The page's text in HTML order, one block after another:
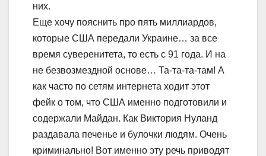
них.
Еще хочу пояснить про пять миллиардов,
которые США передали Украине… за все
время суверенитета, то есть с 91 года. И на
не безвозмездной основе… Та-та-та-там! А
как часто по сетям интернета ходит этот
фейк о том, что США именно подготовили и
содержали Майдан. Как Виктория Нуланд
раздавала печенье и булочки людям. Очень
криминально! Вот именно эту речь приводят